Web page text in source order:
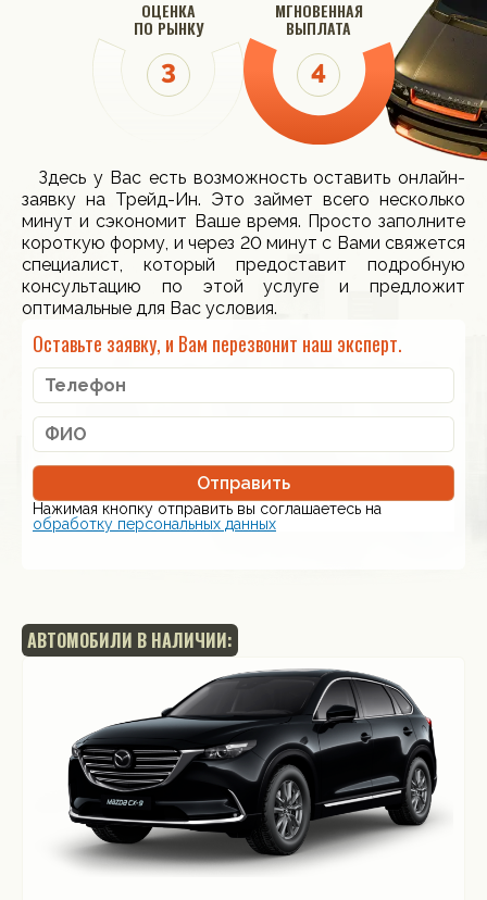
ОЦЕНКА
ПО РЫНКУ
МГНОВЕННАЯ
ВЫПЛАТА
Здесь у Вас есть возможность оставить онлайн-
заявку на Трейд-Ин. Это займет всего несколько
минут и сэкономит Ваше время. Просто заполните
короткую форму, и через 20 минут с Вами свяжется
специалист, который предоставит подробную
консультацию по этой услуге и предложит
оптимальные для Вас условия.
Оставьте заявку, и Вам перезвонит наш эксперт.
Отправить
Нажимая кнопку отправить вы соглашаетесь на
обработку персональных данных
АВТОМОБИЛИ В НАЛИЧИИ: